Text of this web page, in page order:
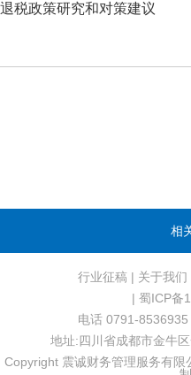
退税政策研究和对策建议
相
行业征稿 | 关于我们
| 蜀ICP备
电话 0791-
地址:四川省成都市金牛
Copyright 震诚财务管理服务有